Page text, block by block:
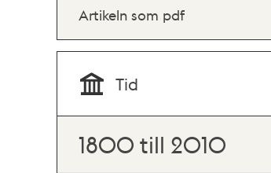
Artikeln som pdf
Tid
1800 till 2010